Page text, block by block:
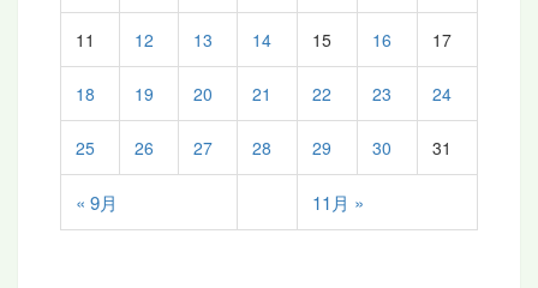
« 9月 11月 »
11 12 13 14 15 16 17
18 19 20 21 22 23 24
25 26 27 28 29 30 31